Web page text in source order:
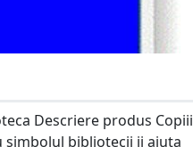
Descriere produs Copiii
simbolul bibliotecii ii ajuta